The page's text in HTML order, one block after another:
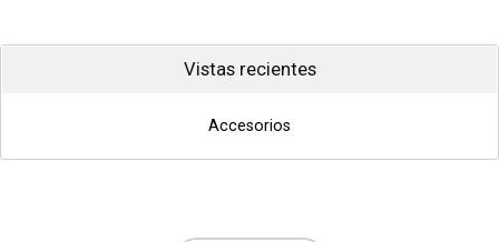
Vistas recientes
Accesorios